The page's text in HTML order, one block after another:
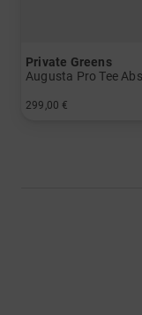
Private Greens
299,00 €